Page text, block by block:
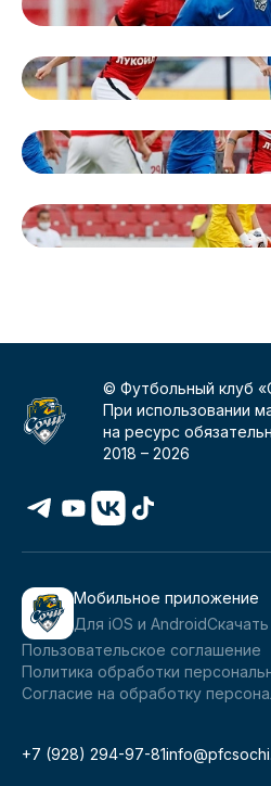
© Футбольный клуб
При использовании
на ресурс
2018 –2026
Мобильное приложение
Для iOS и AndroidСкачать
Пользовательское соглашение
Политика обработки
Согласие на обработку
+7 (928) 294-97-81